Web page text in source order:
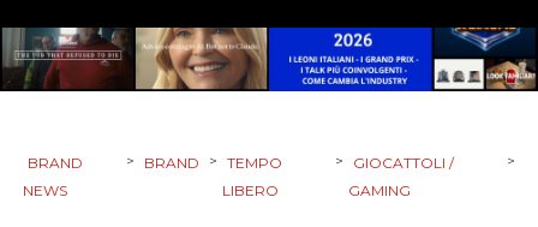
DIGITALE
EDITORIA
RADIO / AUDIO
BRAND
NEWS
> BRAND > TEMPO
LIBERO
>
GIOCATTOLI /
GAMING
>